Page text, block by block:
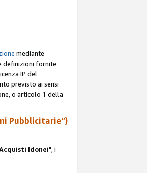
mediante
definizioni fornite
IP del
previsto ai sensi
o articolo 1 della
Pubblicitarie”)
Idonei", i